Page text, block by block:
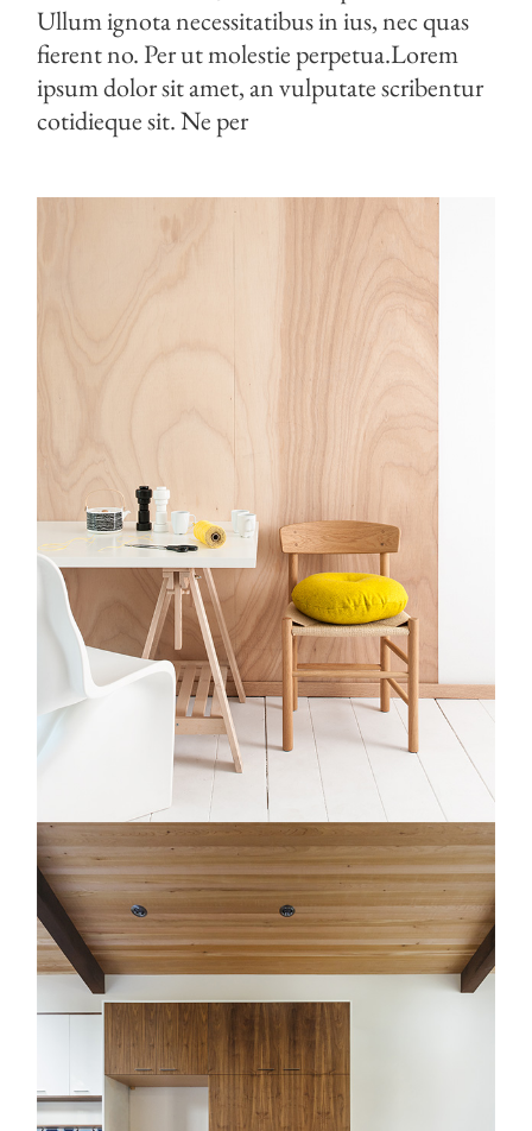
Ullum ignota necessitatibus in ius, nec quas
fierent no. Per ut molestie perpetua.Lorem
ipsum dolor sit amet, an vulputate scribentur
cotidieque sit. Ne per